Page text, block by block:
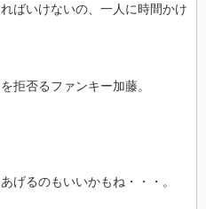
ばいけないの、一人に時間かけ
拒否るファンキー加藤。
げるのもいいかもね・・・。